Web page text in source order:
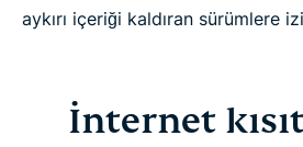
aykırı içeriği kaldıran sürümlere
İnternet